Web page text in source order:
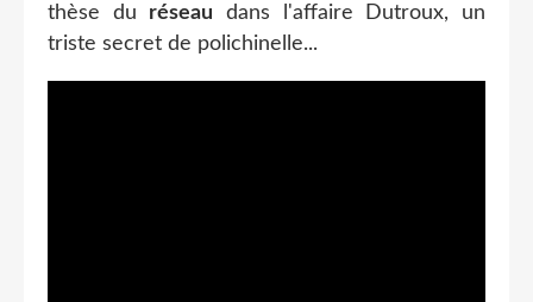
thèse du réseau dans l'affaire Dutroux, un
triste secret de polichinelle...